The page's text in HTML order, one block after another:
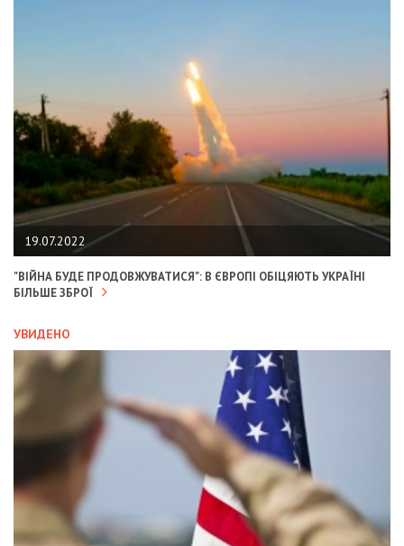
19.07.2022
"ВІЙНА БУДЕ ПРОДОВЖУВАТИСЯ": В ЄВРОПІ ОБІЦЯЮТЬ УКРАЇНІ
БІЛЬШЕ ЗБРОЇ
УВИДЕНО